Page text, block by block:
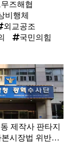
즈해협
비행체
외교공조
국민의힘
제작사 판타지
본시장법 위반